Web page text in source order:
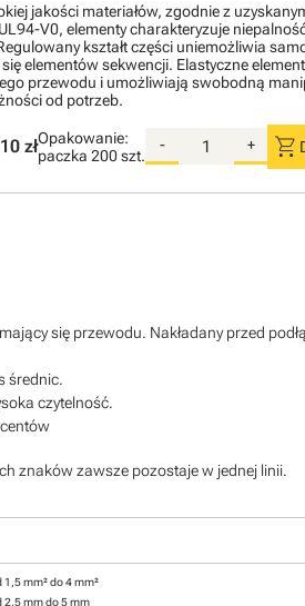
jakości materiałów, zgodnie z
V0, elementy charakteryzuje
kształt części uniemożliwia
elementów sekwencji. Elastyczne
przewodu i umożliwiają swobodną
od potrzeb.
złOpakowanie:
paczka 200 szt.
- + shopping_cart
się przewodu. Nakładany przed
średnic.
czytelność.
znaków zawsze pozostaje w jednej linii.
1,5 mm² do 4 mm²
2,5 mm do 5 mm